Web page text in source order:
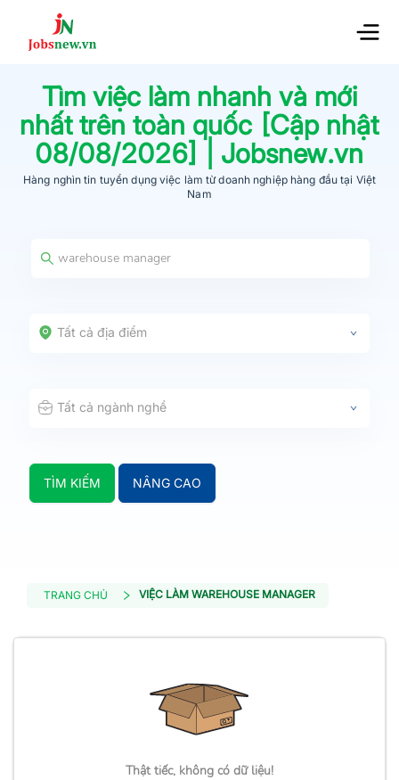
Tìm việc làm nhanh và mới
nhất trên toàn quốc [Cập nhật
08/08/2026] | Jobsnew.vn
Hàng nghìn tin tuyển dụng việc làm từdoanh nghiệp hàng đầu tại Việt
Nam
Tất cả địa điểm
Tất cả ngành nghề
TÌM KIẾM NÂNG CAO
TRANG CHỦ VIỆC LÀM WAREHOUSE MANAGER
Thật tiếc, không có dữ liệu!